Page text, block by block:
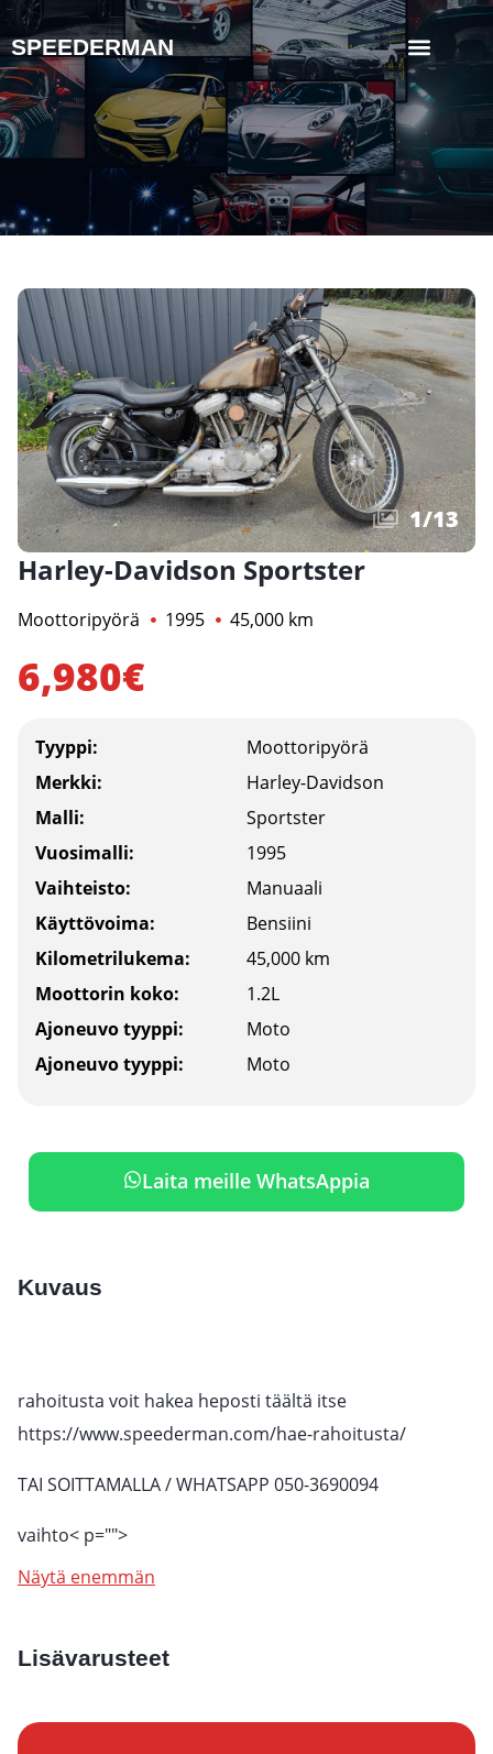
SPEEDERMAN
1/13
Harley-Davidson Sportster
Moottoripyörä 1995 45,000 km
6,980€
Tyyppi:
Moottoripyörä
Merkki:
Harley-Davidson
Malli:
Sportster
Vuosimalli:
1995
Vaihteisto:
Manuaali
Käyttövoima:
Bensiini
Kilometrilukema:
45,000 km
Moottorin koko:
1.2L
Ajoneuvo tyyppi:
Moto
Ajoneuvo tyyppi:
Moto
Laita meille WhatsAppia
Kuvaus
rahoitusta voit hakea heposti täältä itse
https://www.speederman.com/hae-rahoitusta/
TAI SOITTAMALLA / WHATSAPP 050-3690094
vaihto< p="">
Näytä enemmän
Lisävarusteet